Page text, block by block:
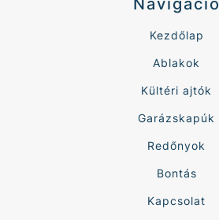
Kezdőlap
Ablakok
Kültéri ajtók
Garázskapúk
Redőnyok
Bontás
Kapcsolat